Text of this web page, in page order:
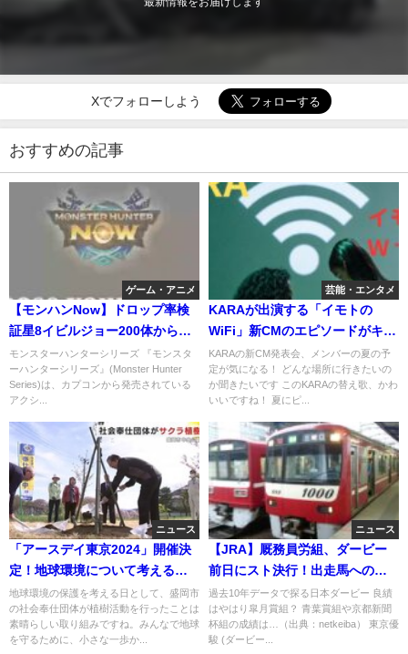
Xでフォローしよう
おすすめの記事
ゲーム・アニメ
【モンハンNow】ドロップ率検
証星8イビルジョー200体から唾
液は何回落ちるのかずんだもん
が説明
モンスターハンターシリーズ 『モンスタ
ーハンターシリーズ』(Monster Hunter
Series)は、カプコンから発売されている
アクシ...
芸能・エンタメ
KARAが出演する「イモトの
WiFi」新CMのエピソードがキュ
ート！運命的な旅がきっと待っ
てるWi-Fi♪ イモトの社長は西村
さん♪
KARAの新CM発表会、メンバーの夏の予
定が気になる！ どんな場所に行きたいの
か聞きたいです このKARAの替え歌、かわ
いいですね！ 夏にピ...
ニュース
「アースデイ東京2024」開催決
定！地球環境について考えるイ
ベントが盛岡中央公園盛りだく
さん
地球環境の保護を考える日として、盛岡市
の社会奉仕団体が植樹活動を行ったことは
素晴らしい取り組みですね。みんなで地球
を守るために、小さな一歩か...
ニュース
【JRA】厩務員労組、ダービー
前日にスト決行！出走馬への影
響をまとめてみた
過去10年データで探る日本ダービー 良績
はやはり皐月賞組？ 青葉賞組や京都新聞
杯組の成績は…（出典：netkeiba） 東京優
駿 (ダービー...